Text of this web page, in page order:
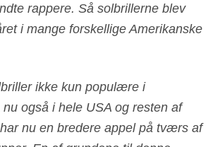
rappere. Så solbrillerne blev
i mange forskellige Amerikanske
ikke kun populære i
også i hele USA og resten af
nu en bredere appel på tværs af